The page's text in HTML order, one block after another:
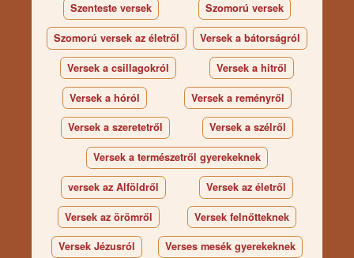
Szenteste versek Szomorú versek
Szomorú versek az életről Versek a bátorságról
Versek a csillagokról Versek a hitről
Versek a hóról Versek a reményről
Versek a szeretetről Versek a szélről
Versek a természetről gyerekeknek
versek az Alföldről Versek az életről
Versek az örömről Versek felnőtteknek
Versek Jézusról Verses mesék gyerekeknek